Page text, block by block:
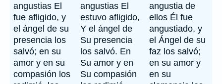
angustias El
fue afligido, y
el ángel de su
presencia los
salvó; en su
amor y en su
compasión los
angustias El
estuvo afligido,
Y el ángel de
Su presencia
los salvó. En
Su amor y en
Su compasión
angustia de
ellos Él fue
angustiado, y
el Ángel de su
faz los salvó;
en su amor y
en su